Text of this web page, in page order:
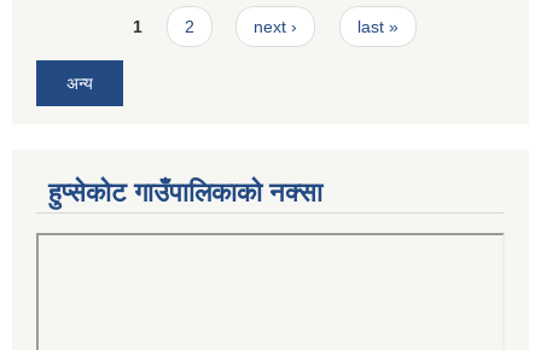
Pages1 2 next › last »
अन्य
हुप्सेकोट गाउँपालिकाको नक्सा